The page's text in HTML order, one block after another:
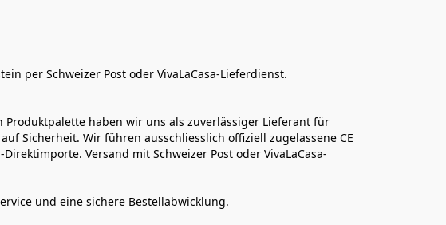
per Schweizer Post oder VivaLaCasa-Lieferdienst.
haben wir uns als zuverlässiger Lieferant für
Sicherheit. Wir führen ausschliesslich offiziell zugelassene CE
Versand mit Schweizer Post oder VivaLaCasa-
und eine sichere Bestellabwicklung.